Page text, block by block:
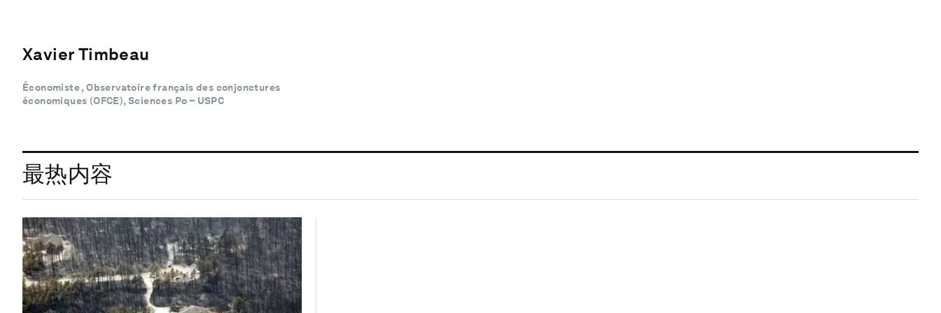
Xavier Timbeau
Économiste , Observatoire français des conjonctures
économiques (OFCE), Sciences Po – USPC
最热内容